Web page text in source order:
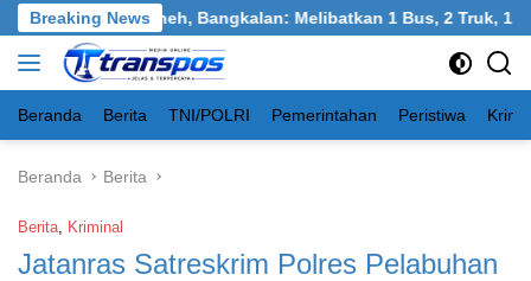
Langsung
ke
konten
Breaking News
Burneh, Bangkalan: Melibatkan 1 Bus, 2 Truk, 1 Mobil, 1
Beranda Berita TNI/POLRI Pemerintahan Peristiwa
Beranda Berita
Berita, Kriminal
Jatanras Satreskrim Polres Pelabuhan